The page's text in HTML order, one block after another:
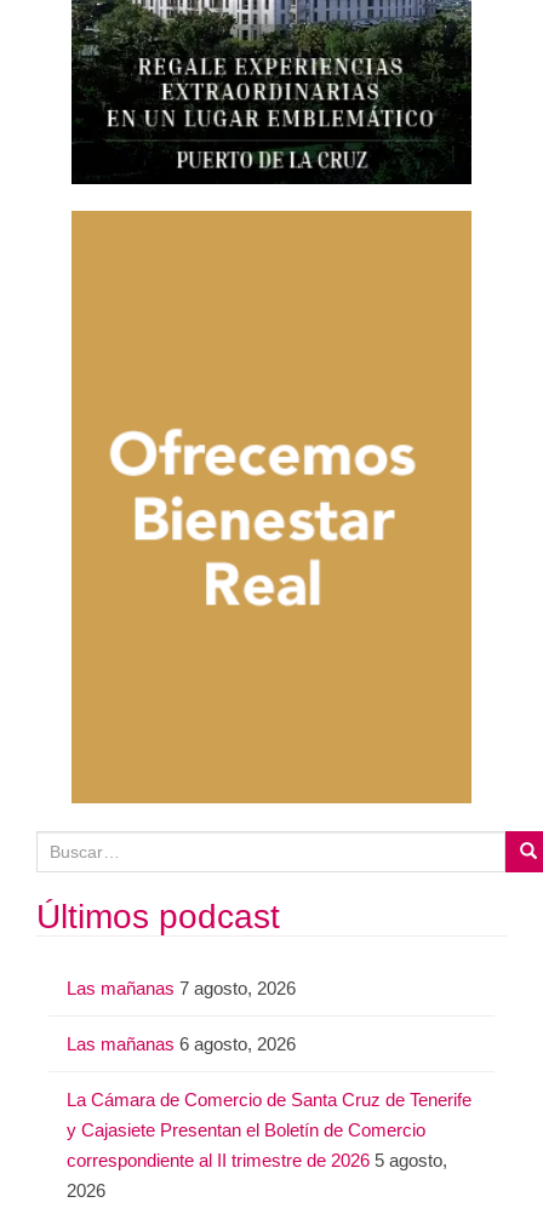
u
sÚltimos podcast
Las mañanas 7 agosto, 2026
Las mañanas 6 agosto, 2026
La Cámara de Comercio de Santa Cruz de Tenerife
y Cajasiete Presentan el Boletín de Comercio
correspondiente al II trimestre de 2026 5 agosto,
2026